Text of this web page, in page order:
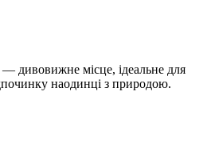
дивовижне місце, ідеальне для
наодинці з природою.